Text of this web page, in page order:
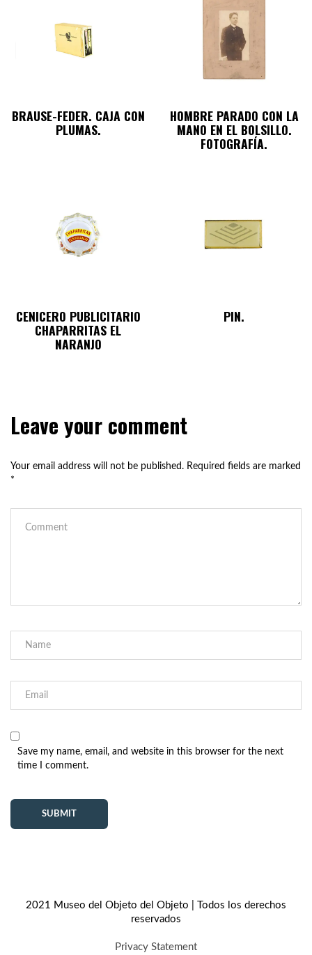
BRAUSE-FEDER. CAJA CON
PLUMAS.
HOMBRE PARADO CON LA
MANO EN EL BOLSILLO.
FOTOGRAFÍA.
CENICERO PUBLICITARIO
CHAPARRITAS EL
NARANJO
PIN.
Leave your comment
Your email address will not be published. Required fields are marked
*
Save my name, email, and website in this browser for the next
time I comment.
2021 Museo del Objeto del Objeto | Todos los derechos
reservados
Privacy Statement